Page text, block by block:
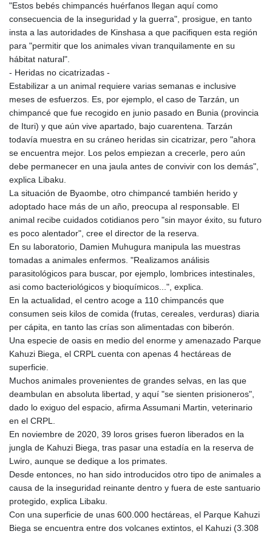
KHR 4683.930475
KMF 492.065825
KRW 1633.531568
KWD 0.356065
LAK 26086.822873
LBP
103388.630514
LKR 387.81603
LRD 208.397567
LSL 18.831591
LTL 3.402675
LYD 7.359771
MAD 10.772009
MDL 20.088564
MGA 4963.869122
MKD 61.548176
MMK 2419.480296
MNT 4144.000792
MOP 9.328972
MRU 46.285429
MUR 54.242586
MVR 17.815708
MWK 2001.953827
MXN 19.792091
MZN 73.639049
NAD 18.831591
NGN 1572.438973
NOK 10.977222
NPR 175.800197
NZD 1.962346
OMR 0.443084
PAB 1.15453
PGK 5.100921
PHP 70.185659
"Estos bebés chimpancés huérfanos llegan aquí como
consecuencia de la inseguridad y la guerra", prosigue, en tanto
insta a las autoridades de Kinshasa a que pacifiquen esta región
para "permitir que los animales vivan tranquilamente en su
hábitat natural".
- Heridas no cicatrizadas -
Estabilizar a un animal requiere varias semanas e inclusive
meses de esfuerzos. Es, por ejemplo, el caso de Tarzán, un
chimpancé que fue recogido en junio pasado en Bunia (provincia
de Ituri) y que aún vive apartado, bajo cuarentena. Tarzán
todavía muestra en su cráneo heridas sin cicatrizar, pero "ahora
se encuentra mejor. Los pelos empiezan a crecerle, pero aún
debe permanecer en una jaula antes de convivir con los demás",
explica Libaku.
La situación de Byaombe, otro chimpancé también herido y
adoptado hace más de un año, preocupa al responsable. El
animal recibe cuidados cotidianos pero "sin mayor éxito, su futuro
es poco alentador", cree el director de la reserva.
En su laboratorio, Damien Muhugura manipula las muestras
tomadas a animales enfermos. "Realizamos análisis
parasitológicos para buscar, por ejemplo, lombrices intestinales,
asi como bacteriológicos y bioquímicos...", explica.
En la actualidad, el centro acoge a 110 chimpancés que
consumen seis kilos de comida (frutas, cereales, verduras) diaria
per cápita, en tanto las crías son alimentadas con biberón.
Una especie de oasis en medio del enorme y amenazado Parque
Kahuzi Biega, el CRPL cuenta con apenas 4 hectáreas de
superficie.
Muchos animales provenientes de grandes selvas, en las que
deambulan en absoluta libertad, y aquí "se sienten prisioneros",
dado lo exiguo del espacio, afirma Assumani Martin, veterinario
en el CRPL.
En noviembre de 2020, 39 loros grises fueron liberados en la
jungla de Kahuzi Biega, tras pasar una estadía en la reserva de
Lwiro, aunque se dedique a los primates.
Desde entonces, no han sido introducidos otro tipo de animales a
causa de la inseguridad reinante dentro y fuera de este santuario
protegido, explica Libaku.
Con una superficie de unas 600.000 hectáreas, el Parque Kahuzi
Biega se encuentra entre dos volcanes extintos, el Kahuzi (3.308